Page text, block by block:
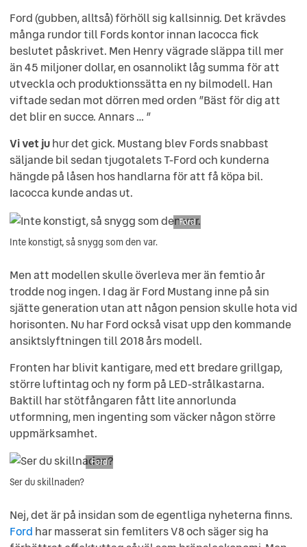
Ford (gubben, alltså) förhöll sig kallsinnig. Det krävdes
många rundor till Fords kontor innan Iacocca fick
beslutet påskrivet. Men Henry vägrade släppa till mer
än 45 miljoner dollar, en osannolikt låg summa för att
utveckla och produktionssätta en ny bilmodell. Han
viftade sedan mot dörren med orden ”Bäst för dig att
det blir en succe. Annars … ”
Vi vet juhur det gick. Mustang blev Fords snabbast
säljande bil sedan tjugotalets T-Ford och kunderna
hängde på låsen hos handlarna för att få köpa bil.
Iacocca kunde andas ut.
Ford
Inte konstigt, så snygg som den var.
Men att modellen skulle överleva mer än femtio år
trodde nog ingen. I dag är Ford Mustang inne på sin
sjätte generation utan att någon pension skulle hota vid
horisonten. Nu har Ford också visat upp den kommande
ansiktslyftningen till 2018 års modell.
Fronten har blivit kantigare, med ett bredare grillgap,
större luftintag och ny form på LED-strålkastarna.
Baktill har stötfångaren fått lite annorlunda
utformning, men ingenting som väcker någon större
uppmärksamhet.
Ford
Ser du skillnaden?
Nej, det är på insidan som de egentliga nyheterna finns.
Ford har masserat sin femliters V8 och säger sig ha